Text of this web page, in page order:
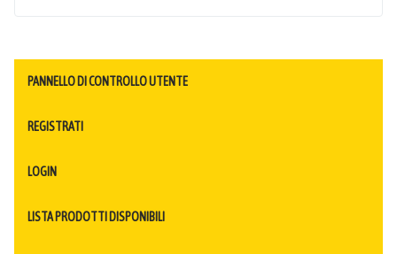
PANNELLO DI CONTROLLO UTENTE
REGISTRATI
LOGIN
LISTA PRODOTTI DISPONIBILI